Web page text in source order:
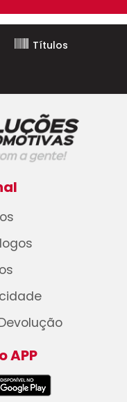
Títulos
APP